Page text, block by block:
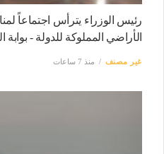
رئيس الوزراء يترأس
الأراضي المملوكة للدولة - بوابة
غير مصنف منذ 7 ساعات